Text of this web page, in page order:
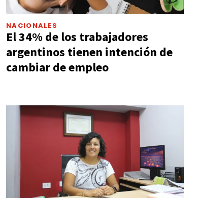
NACIONALES
El 34% de los trabajadores
argentinos tienen intención de
cambiar de empleo